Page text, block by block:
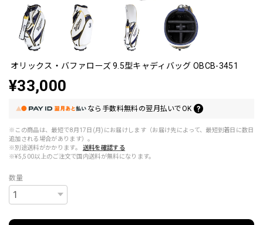
オリックス・バファローズ 9.5型キャディバッグ OBCB-3451
¥33,000
なら 手数料無料の翌月払いでOK
※この商品は、最短で8月17日(月)にお届けします（お届け先によって、最短到着日に数日
追加される場合があります）。
※別途送料がかかります。
送料を確認する
※¥5,500以上のご注文で国内送料が無料になります。
数量